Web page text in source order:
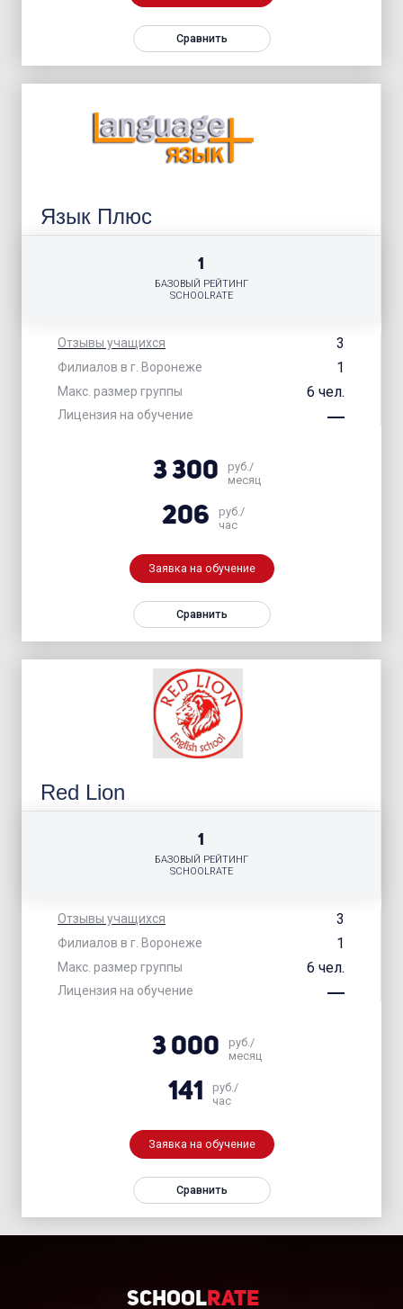
Сравнить
Язык Плюс
Отзывы учащихся 3
Филиалов в г. Воронеже 1
Макс. размер группы 6 чел.
Лицензия на обучение
1
БАЗОВЫЙ РЕЙТИНГ
SCHOOLRATE
3 300
руб./
месяц
206
руб./
час
Заявка на обучение
Сравнить
Red Lion
Отзывы учащихся 3
Филиалов в г. Воронеже 1
Макс. размер группы 6 чел.
Лицензия на обучение
1
БАЗОВЫЙ РЕЙТИНГ
SCHOOLRATE
3 000
руб./
месяц
141
руб./
час
Заявка на обучение
Сравнить
SchoolRate